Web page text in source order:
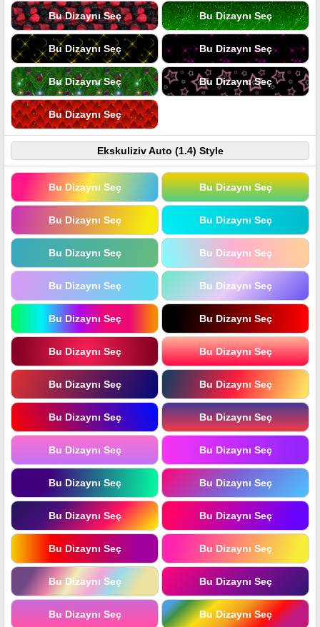
Bu Dizaynı Seç Bu Dizaynı Seç
Bu Dizaynı Seç Bu Dizaynı Seç
Bu Dizaynı Seç Bu Dizaynı Seç
Bu Dizaynı Seç
Ekskuliziv Auto (1.4) Style
Bu Dizaynı Seç Bu Dizaynı Seç
Bu Dizaynı Seç Bu Dizaynı Seç
Bu Dizaynı Seç Bu Dizaynı Seç
Bu Dizaynı Seç Bu Dizaynı Seç
Bu Dizaynı Seç Bu Dizaynı Seç
Bu Dizaynı Seç Bu Dizaynı Seç
Bu Dizaynı Seç Bu Dizaynı Seç
Bu Dizaynı Seç Bu Dizaynı Seç
Bu Dizaynı Seç Bu Dizaynı Seç
Bu Dizaynı Seç Bu Dizaynı Seç
Bu Dizaynı Seç Bu Dizaynı Seç
Bu Dizaynı Seç Bu Dizaynı Seç
Bu Dizaynı Seç Bu Dizaynı Seç
Bu Dizaynı Seç Bu Dizaynı Seç